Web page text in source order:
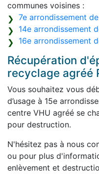
communes voisines :
7e arrondissement
14e arrondissement
16e arrondissement
Récupération
recyclage agréé
Vous souhaitez vous
d’usage à 15e
centre VHU agréé se
pour destruction.
N'hésitez pas à nous
ou pour plus
enlèvement et